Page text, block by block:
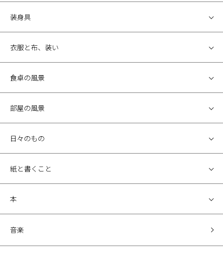
装身具
衣服と布、装い
食卓の風景
部屋の風景
日々のもの
紙と書くこと
本
音楽